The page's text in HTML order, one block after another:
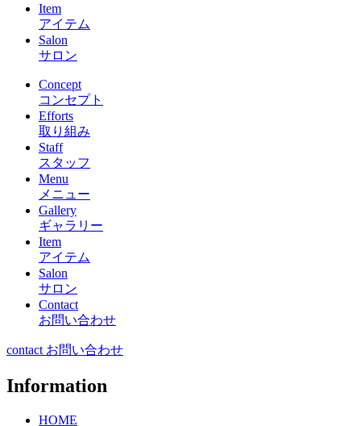
Item
アイテム
Salon
サロン
Concept
コンセプト
Efforts
取り組み
Staff
スタッフ
Menu
メニュー
Gallery
ギャラリー
Item
アイテム
Salon
サロン
Contact
お問い合わせ
contact お問い合わせ
Information
HOME